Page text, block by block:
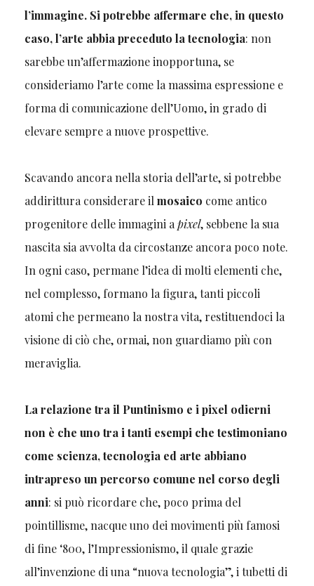
l’immagine. Si potrebbe affermare che, in questo
caso, l’arte abbia preceduto la tecnologia: non
sarebbe un’affermazione inopportuna, se
consideriamo l’arte come la massima espressione e
forma di comunicazione dell’Uomo, in grado di
elevare sempre a nuove prospettive.
Scavando ancora nella storia dell’arte, si potrebbe
addirittura considerare il mosaico come antico
progenitore delle immagini a pixel, sebbene la sua
nascita sia avvolta da circostanze ancora poco note.
In ogni caso, permane l’idea di molti elementi che,
nel complesso, formano la figura, tanti piccoli
atomi che permeano la nostra vita, restituendoci la
visione di ciò che, ormai, non guardiamo più con
meraviglia.
La relazione tra il Puntinismo e i pixel odierni
non è che uno tra i tanti esempi che testimoniano
come scienza, tecnologia ed arte abbiano
intrapreso un percorso comune nel corso degli
anni: si può ricordare che, poco prima del
pointillisme, nacque uno dei movimenti più famosi
di fine ‘800, l’Impressionismo, il quale grazie
all’invenzione di una “nuova tecnologia”, i tubetti di